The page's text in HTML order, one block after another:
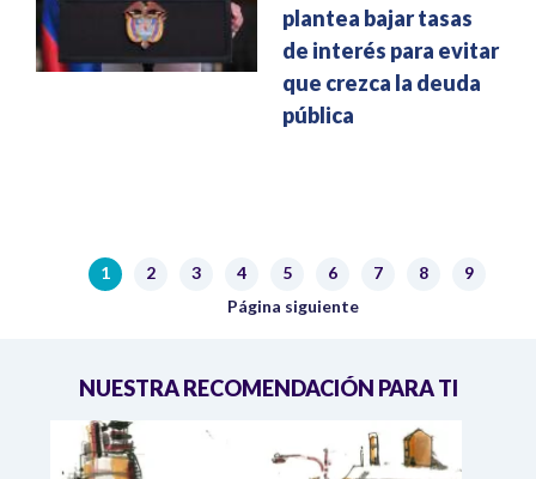
plantea bajar tasas
de interés para evitar
que crezca la deuda
pública
PaginaciónPágina actual
1 Página
2 Página
3 Página
4 Página
5 Página
6 Página
7 Página
8 Página
9
Siguiente página
Página siguiente
NUESTRA RECOMENDACIÓN PARA TI